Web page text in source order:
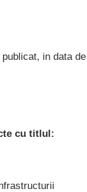
in data de
cu titlul: